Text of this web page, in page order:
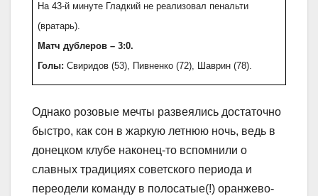
На 43-й минуте Гладкий не реализовал пенальти
(вратарь).
Матч дублеров – 3:0.
Голы: Свиридов (53), Пивненко (72), Шаврин (78).
Однако розовые мечты развеялись достаточно
быстро, как сон в жаркую летнюю ночь, ведь в
донецком клубе наконец-то вспомнили о
славных традициях советского периода и
переодели команду в полосатые(!) оранжево-